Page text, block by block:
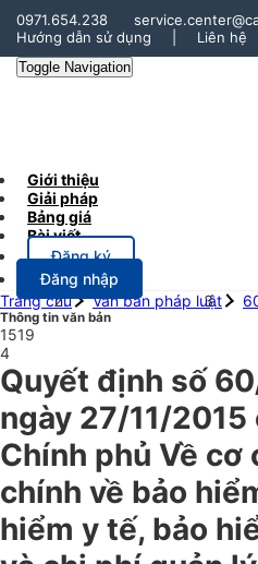
0971.654.238
Hướng dẫn sử dụng
Liên hệ
Toggle Navigation
Giới thiệu
Giải pháp
Bảng giá
Bài viết
Đăng ký
Đăng nhập
Trang chủ
Văn bản pháp luật
Thông tin văn bản
1519
4
Quyết định số
ngày 27/11/
Chính phủ Về cơ
chính về bảo
hiểm y tế, bảo